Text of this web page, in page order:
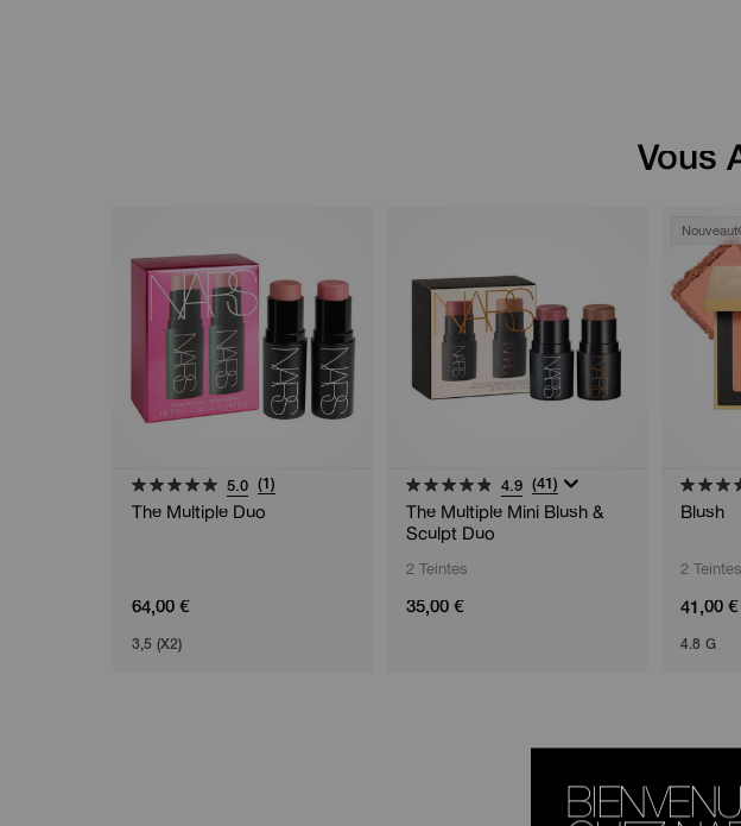
Vous
5.0 (1)
The Multiple Duo
64,00 €
3,5 (X2)
4.9 (41)
The Multiple Mini Blush &
Sculpt Duo
2 Teintes
35,00 €
Blush
2 Teintes
41,00 €
4.8 G